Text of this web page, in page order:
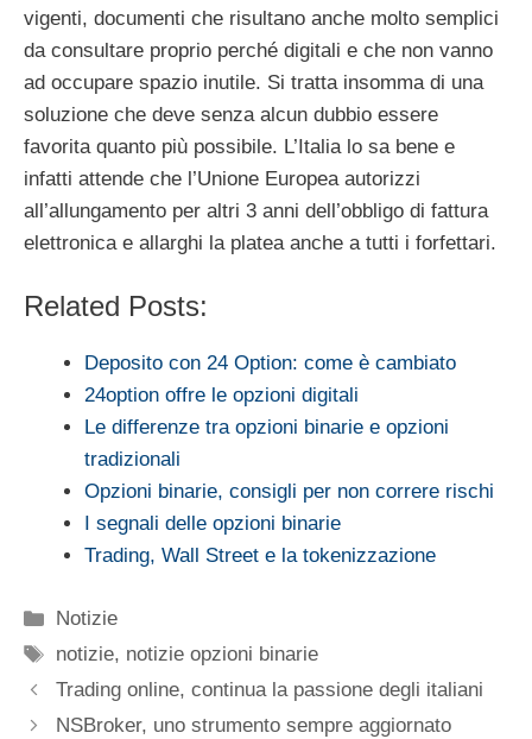
vigenti, documenti che risultano anche molto semplici
da consultare proprio perché digitali e che non vanno
ad occupare spazio inutile. Si tratta insomma di una
soluzione che deve senza alcun dubbio essere
favorita quanto più possibile. L’Italia lo sa bene e
infatti attende che l’Unione Europea autorizzi
all’allungamento per altri 3 anni dell’obbligo di fattura
elettronica e allarghi la platea anche a tutti i forfettari.
Related Posts:
Deposito con 24 Option: come è cambiato
24option offre le opzioni digitali
Le differenze tra opzioni binarie e opzioni
tradizionali
Opzioni binarie, consigli per non correre rischi
I segnali delle opzioni binarie
Trading, Wall Street e la tokenizzazione
Categorie
Notizie
Tag
notizie, notizie opzioni binarie
Trading online, continua la passione degli italiani
NSBroker, uno strumento sempre aggiornato